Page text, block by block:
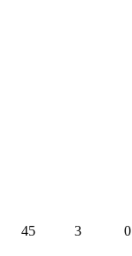
45 3 0